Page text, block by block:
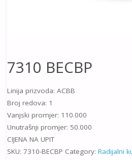
7310 BECBP
Linija prizvoda: ACBB
Broj redova: 1
Vanjski promjer: 110.000
Unutrašnji promjer: 50.000
CIJENA NA UPIT
SKU: 7310-BECBP Category: Radijalni